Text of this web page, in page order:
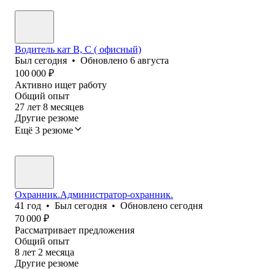
Водитель кат В, С ( офисный)
Был сегодня • Обновлено 6 августа
100 000 ₽
Активно ищет работу
Общий опыт
27 лет 8 месяцев
Другие резюме
Ещё 3 резюме
Охранник.Администратор-охранник.
41 год • Был сегодня • Обновлено сегодня
70 000 ₽
Рассматривает предложения
Общий опыт
8 лет 2 месяца
Другие резюме